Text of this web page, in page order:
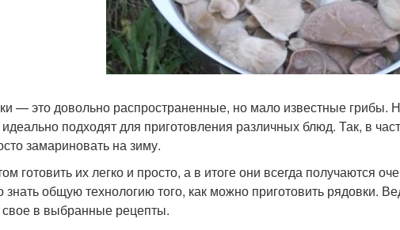
— это довольно распространенные, но мало известные грибы.
подходят для приготовления различных блюд. Так, в
замариновать на зиму.
готовить их легко и просто, а в итоге они всегда получаются
знать общую технологию того, как можно приготовить рядовки.
свое в выбранные рецепты.